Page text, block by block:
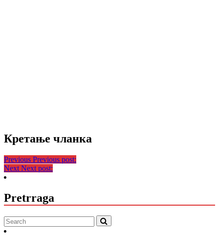
Кретање чланка
Previous Previous post:
Next Next post:
Pretrraga